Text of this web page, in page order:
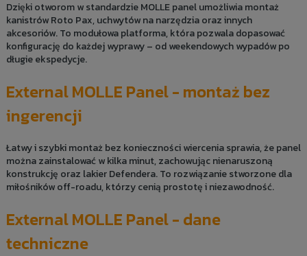
Dzięki otworom w standardzie MOLLE panel umożliwia montaż
kanistrów Roto Pax, uchwytów na narzędzia oraz innych
akcesoriów. To modułowa platforma, która pozwala dopasować
konfigurację do każdej wyprawy – od weekendowych wypadów po
długie ekspedycje.
External MOLLE Panel - montaż bez
ingerencji
Łatwy i szybki montaż bez konieczności wiercenia sprawia, że panel
można zainstalować w kilka minut, zachowując nienaruszoną
konstrukcję oraz lakier Defendera. To rozwiązanie stworzone dla
miłośników off-roadu, którzy cenią prostotę i niezawodność.
External MOLLE Panel - dane
techniczne